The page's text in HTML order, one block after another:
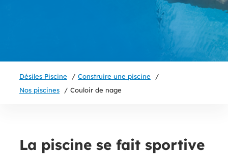
Désiles Piscine
Construire une piscine
Nos piscines
Couloir de nage
La piscine se fait sportive